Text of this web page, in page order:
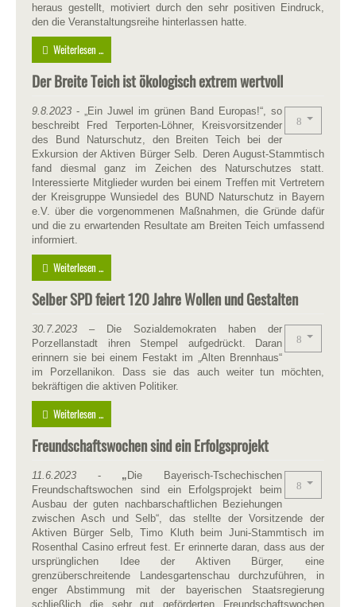
heraus gestellt, motiviert durch den sehr positiven Eindruck,
den die Veranstaltungsreihe hinterlassen hatte.
Weiterlesen ...
Der Breite Teich ist ökologisch extrem wertvoll
9.8.2023 - „Ein Juwel im grünen Band Europas!“, so
beschreibt Fred Terporten-Löhner, Kreisvorsitzender
des Bund Naturschutz, den Breiten Teich bei der
Exkursion der Aktiven Bürger Selb. Deren August-Stammtisch
fand diesmal ganz im Zeichen des Naturschutzes statt.
Interessierte Mitglieder wurden bei einem Treffen mit Vertretern
der Kreisgruppe Wunsiedel des BUND Naturschutz in Bayern
e.V. über die vorgenommenen Maßnahmen, die Gründe dafür
und die zu erwartenden Resultate am Breiten Teich umfassend
informiert.
Weiterlesen ...
Selber SPD feiert 120 Jahre Wollen und Gestalten
30 .7.2023 – Die Sozialdemokraten haben der
Porzellanstadt ihren Stempel aufgedrückt. Daran
erinnern sie bei einem Festakt im „Alten Brennhaus“
im Porzellanikon. Dass sie das auch weiter tun möchten,
bekräftigen die aktiven Politiker.
Weiterlesen ...
Freundschaftswochen sind ein Erfolgsprojekt
11.6.2023 - „Die Bayerisch-Tschechischen
Freundschaftswochen sind ein Erfolgsprojekt beim
Ausbau der guten nachbarschaftlichen Beziehungen
zwischen Asch und Selb“, das stellte der Vorsitzende der
Aktiven Bürger Selb, Timo Kluth beim Juni-Stammtisch im
Rosenthal Casino erfreut fest. Er erinnerte daran, dass aus der
ursprünglichen Idee der Aktiven Bürger, eine
grenzüberschreitende Landesgartenschau durchzuführen, in
enger Abstimmung mit der bayerischen Staatsregierung
schließlich die sehr gut geförderten Freundschaftswochen